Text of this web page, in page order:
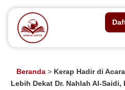
Beranda > Kerap Hadir di
Lebih Dekat Dr. Nahlah Al-Saidi,